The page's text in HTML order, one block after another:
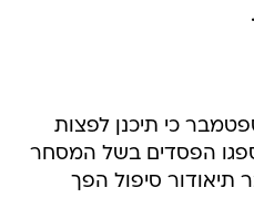
כי תיכנן לפצות
הפסדים בשל המסחר
סיפול הפך